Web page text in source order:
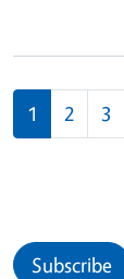
Pagination
1 2 3
Subscribe